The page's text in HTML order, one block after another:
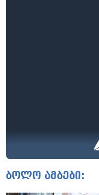
ბოლო ამბები: